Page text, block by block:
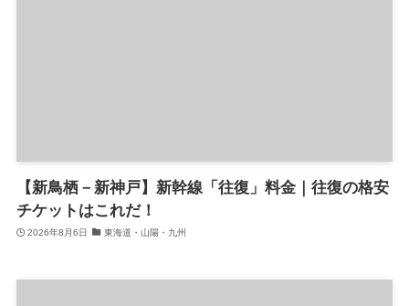
【新鳥栖－新神戸】新幹線「往復」料金｜往復の格安
チケットはこれだ！
2026年8月6日 東海道・山陽・九州